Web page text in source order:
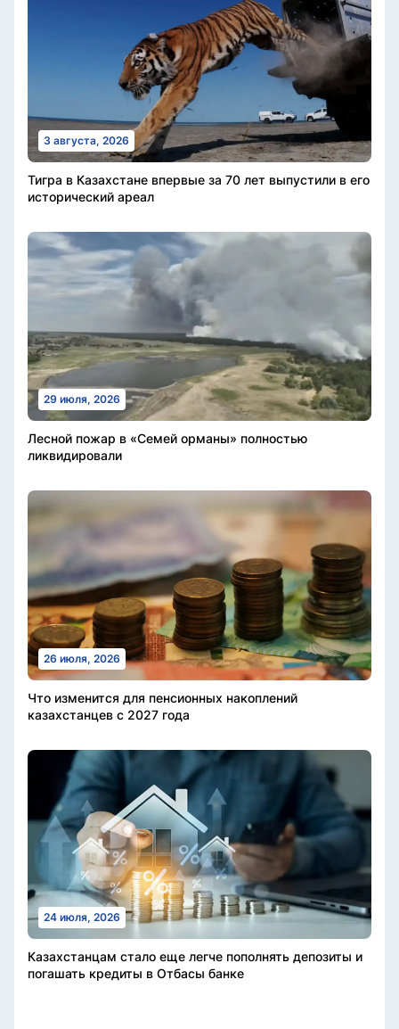
3 августа, 2026
Тигра в Казахстане впервые за 70 лет выпустили в его
исторический ареал
29 июля, 2026
Лесной пожар в «Семей орманы» полностью
ликвидировали
26 июля, 2026
Что изменится для пенсионных накоплений
казахстанцев с 2027 года
24 июля, 2026
Казахстанцам стало еще легче пополнять депозиты и
погашать кредиты в Отбасы банке